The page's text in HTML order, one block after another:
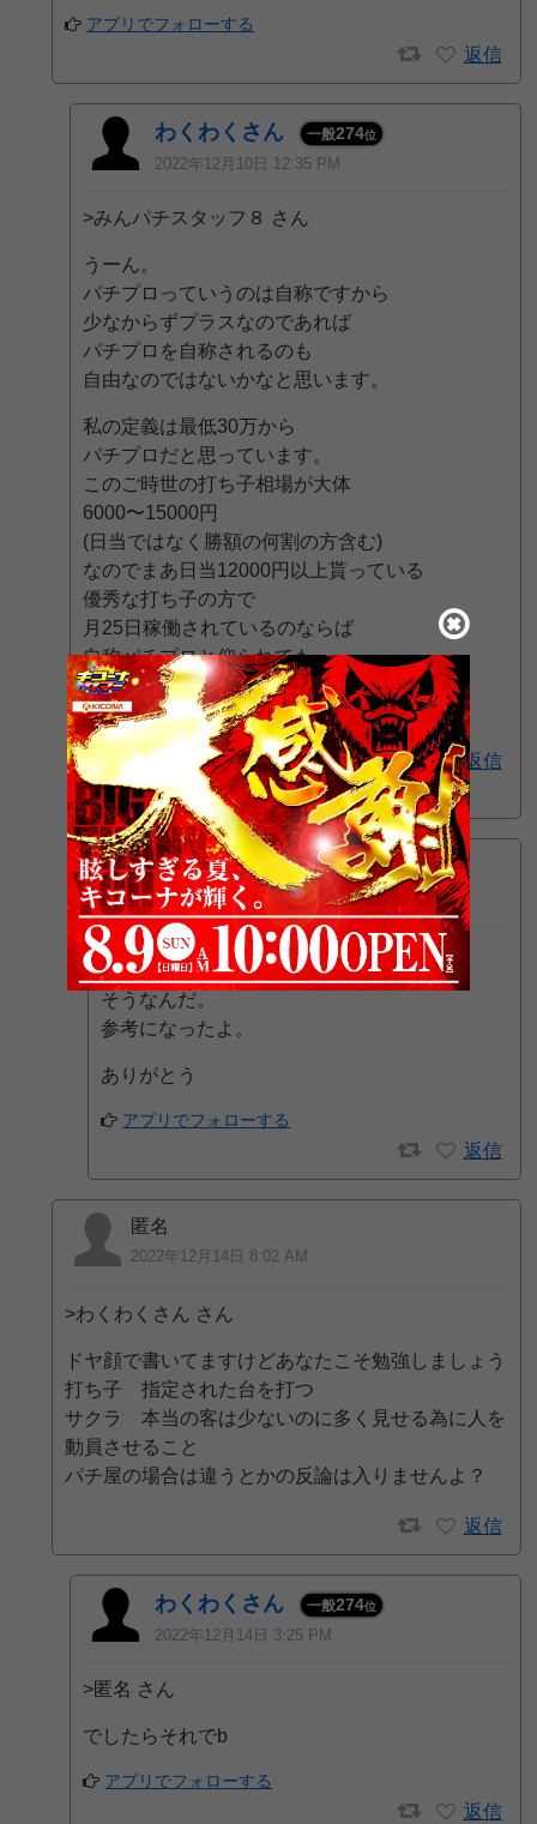
アプリでフォローする
返信
わくわくさん 一般274位
2022年12月10日 12:35 PM
>みんパチスタッフ８ さん
うーん。
パチプロっていうのは自称ですから
少なからずプラスなのであれば
パチプロを自称されるのも
自由なのではないかなと思います。
私の定義は最低30万から
パチプロだと思っています。
このご時世の打ち子相場が大体
6000〜15000円
(日当ではなく勝額の何割の方含む)
なのでまあ日当12000円以上貰っている
優秀な打ち子の方で
月25日稼働されているのならば
自称パチプロと仰られても
いいのではないでしょうか。
アプリでフォローする
返信
3pt GET!
みんパチスタッフ８
2022年12月10日 1:00 PM
>わくわくさん さん
そうなんだ。
参考になったよ。
ありがとう
アプリでフォローする
返信
匿名
2022年12月14日 8:02 AM
>わくわくさん さん
ドヤ顔で書いてますけどあなたこそ勉強しましょう
打ち子 指定された台を打つ
サクラ 本当の客は少ないのに多く見せる為に人を
動員させること
パチ屋の場合は違うとかの反論は入りませんよ？
返信
わくわくさん 一般274位
2022年12月14日 3:25 PM
>匿名 さん
でしたらそれでb
アプリでフォローする
返信